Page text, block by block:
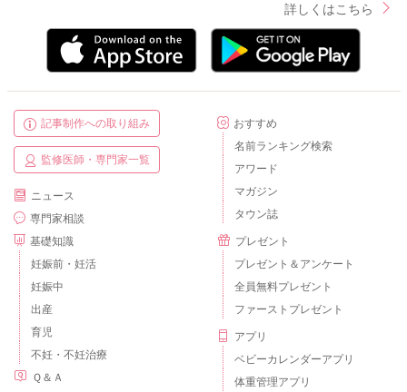
詳しくはこちら
記事制作への取り組み
監修医師・専門家一覧
ニュース
専門家相談
基礎知識
妊娠前・妊活
妊娠中
出産
育児
不妊・不妊治療
Ｑ＆Ａ
おすすめ
名前ランキング検索
アワード
マガジン
タウン誌
プレゼント
プレゼント＆アンケート
全員無料プレゼント
ファーストプレゼント
アプリ
ベビーカレンダーアプリ
体重管理アプリ